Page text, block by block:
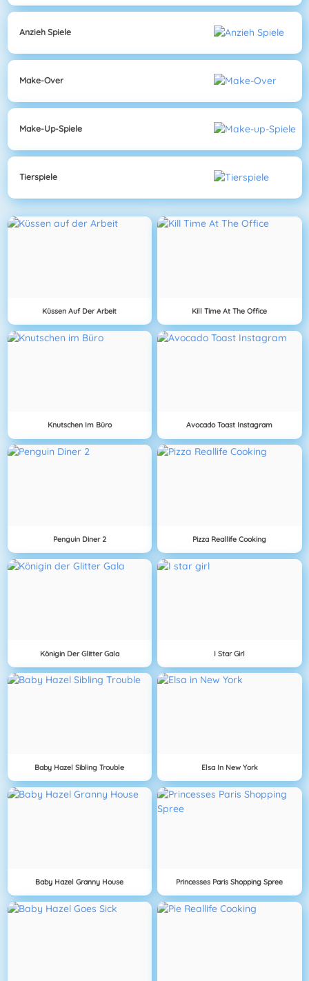
Anzieh Spiele
Make-Over
Make-Up-Spiele
Tierspiele
Küssen Auf Der Arbeit Kill Time At The Office
Knutschen Im Büro Avocado Toast Instagram
Penguin Diner 2 Pizza Reallife Cooking
Königin Der Glitter Gala I Star Girl
Baby Hazel Sibling Trouble Elsa In New York
Baby Hazel Granny House Princesses Paris Shopping Spree